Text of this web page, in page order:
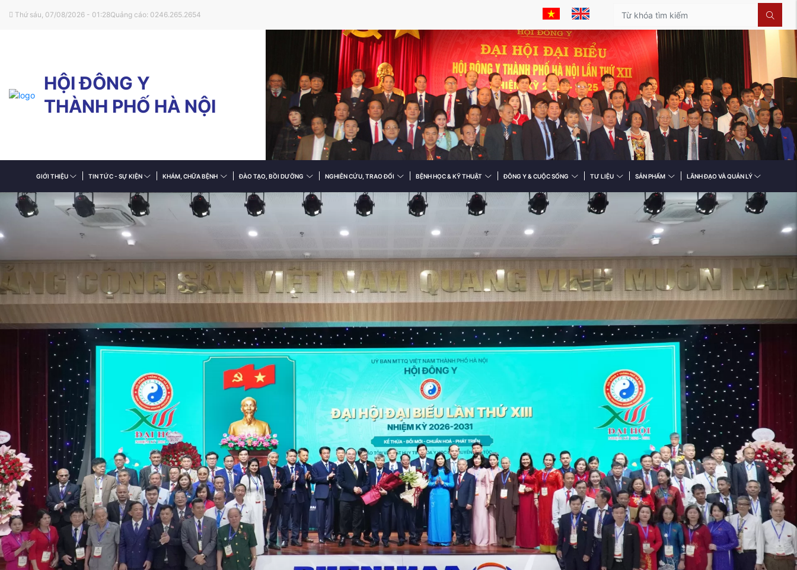
Thứ sáu, 07/08/2026 - 01:28Quảng cáo: 0246.265.2654
HỘI ĐÔNG Y
THÀNH PHỐ HÀ NỘI
GIỚI THIỆU TIN TỨC - SỰ KIỆN KHÁM, CHỮA BỆNH ĐÀO TẠO, BỒI DƯỠNG NGHIÊN CỨU, TRAO ĐỔI BỆNH HỌC & KỸ THUẬT ĐÔNG Y & CUỘC SỐNG TƯ LIỆU SẢN PHẨM LÃNH ĐẠO VÀ QUẢN LÝ